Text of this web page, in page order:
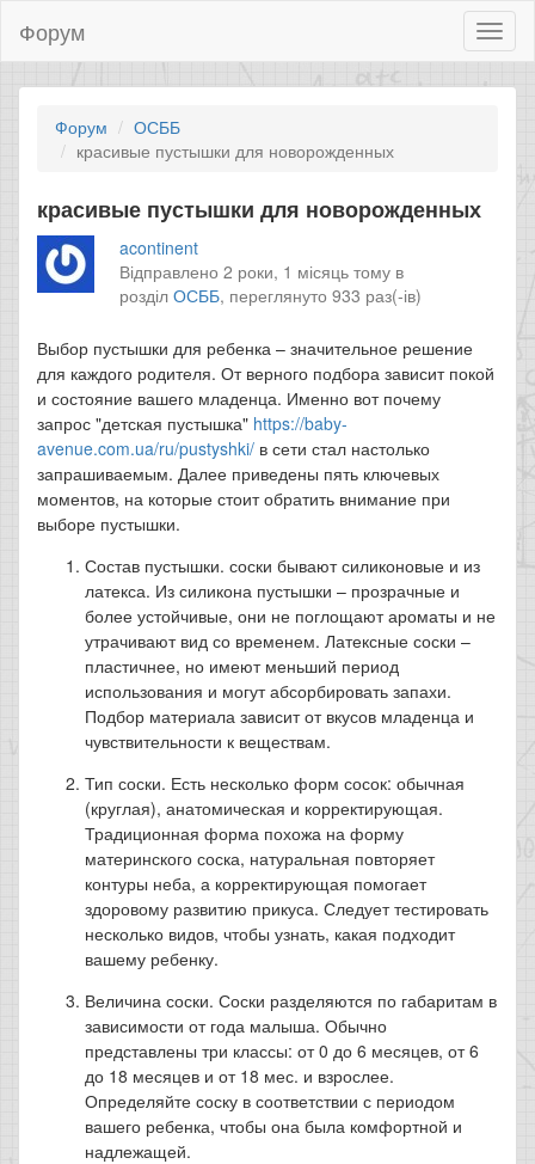
Форум
Форум
ОСББ
красивые пустышки для новорожденных
красивые пустышки для новорожденных
acontinent
Відправлено 2 роки, 1 місяць тому в
розділОСББ, переглянуто 933 раз(-ів)
Выбор пустышки для ребенка – значительное решение
для каждого родителя. От верного подбора зависит покой
и состояние вашего младенца. Именно вот почему
запрос "детская пустышка" https://baby-
avenue.com.ua/ru/pustyshki/ в сети стал настолько
запрашиваемым. Далее приведены пять ключевых
моментов, на которые стоит обратить внимание при
выборе пустышки.
Состав пустышки. соски бывают силиконовые и из
латекса. Из силикона пустышки – прозрачные и
более устойчивые, они не поглощают ароматы и не
утрачивают вид со временем. Латексные соски –
пластичнее, но имеют меньший период
использования и могут абсорбировать запахи.
Подбор материала зависит от вкусов младенца и
чувствительности к веществам.
Тип соски. Есть несколько форм сосок: обычная
(круглая), анатомическая и корректирующая.
Традиционная форма похожа на форму
материнского соска, натуральная повторяет
контуры неба, а корректирующая помогает
здоровому развитию прикуса. Следует тестировать
несколько видов, чтобы узнать, какая подходит
вашему ребенку.
Величина соски. Соски разделяются по габаритам в
зависимости от года малыша. Обычно
представлены три классы: от 0 до 6 месяцев, от 6
до 18 месяцев и от 18 мес. и взрослее.
Определяйте соску в соответствии с периодом
вашего ребенка, чтобы она была комфортной и
надлежащей.